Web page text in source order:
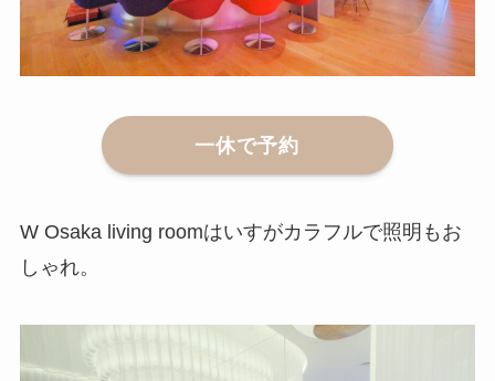
一休で予約
W Osaka living roomはいすがカラフルで照明もお
しゃれ。